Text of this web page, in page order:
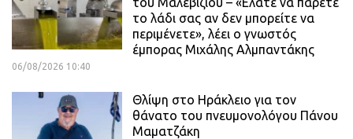
το λάδι σας αν δεν μπορείτε να
περιμένετε», λέει ο γνωστός
έμπορας Μιχάλης Αλμπαντάκης
06/08/2026 10:40
Θλίψη στο Ηράκλειο για τον
θάνατο του πνευμονολόγου Πάνου
Μαματζάκη